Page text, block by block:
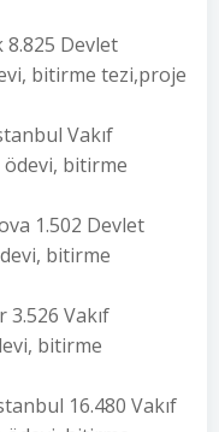
8.825 Devlet
bitirme tezi,proje
Vakıf
bitirme
1.502 Devlet
bitirme
Vakıf
bitirme
16.480 Vakıf